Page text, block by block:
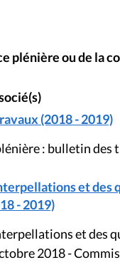
plénière ou de la
(2018 - 2019)
: bulletin des
et des
- 2019)
et des
2018 -